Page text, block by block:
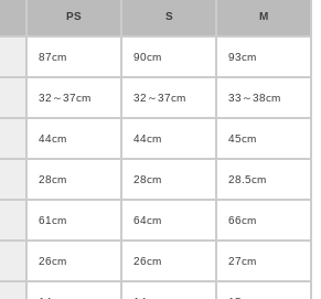
PS S M
87cm 90cm 93cm
32～37cm 32～37cm 33～38cm
44cm 44cm 45cm
28cm 28cm 28.5cm
61cm 64cm 66cm
26cm 26cm 27cm